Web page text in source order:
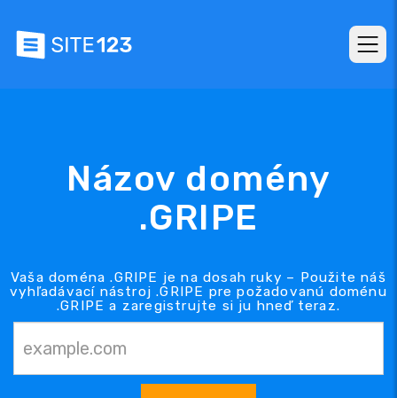
Názov domény
.GRIPE
Vaša doména .GRIPE je na dosah ruky – Použite náš
vyhľadávací nástroj .GRIPE pre požadovanú doménu
.GRIPE a zaregistrujte si ju hneď teraz.